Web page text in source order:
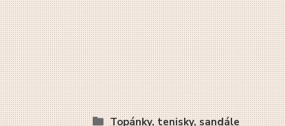
Topánky, tenisky, sandále